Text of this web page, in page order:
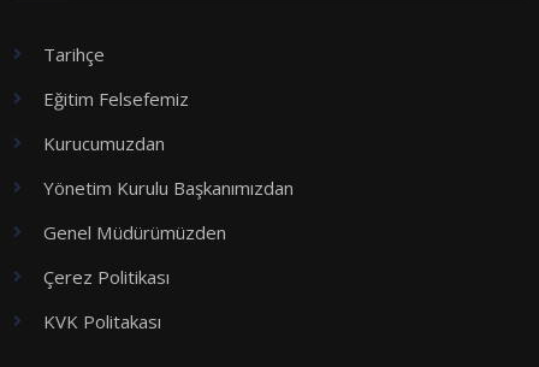
Tarihçe
Eğitim Felsefemiz
Kurucumuzdan
Yönetim Kurulu Başkanımızdan
Genel Müdürümüzden
Çerez Politikası
KVK Politakası